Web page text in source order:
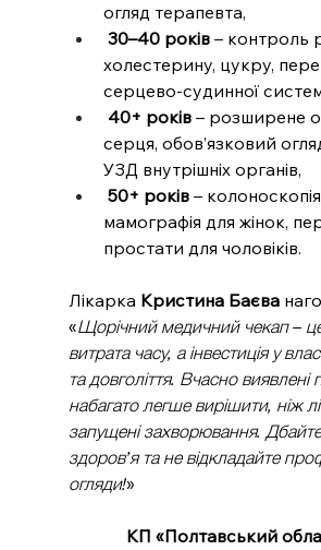
огляд терапевта,
30–40 років – контроль
холестерину, цукру,
серцево-судинної
40+ років – розширене
серця, обов’язковий
УЗД внутрішніх органів,
50+ років –
мамографія для жінок,
простати для чоловіків.
Лікарка Кристина Баєва
«Щорічний медичний чекап –
витрата часу, а інвестиція у
та довголіття. Вчасно
набагато легше вирішити, ніж
запущені захворювання.
здоров’я та не відкладайте
огляди!»
КП «Полтавський